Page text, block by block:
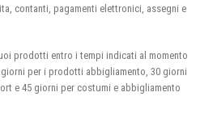
contanti, pagamenti elettronici, assegni e
prodotti entro i tempi indicati al momento
per i prodotti abbigliamento, 30 giorni
e 45 giorni per costumi e abbigliamento